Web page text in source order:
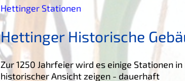
Hettinger Stationen
Hettinger Historische
Zur 1250 Jahrfeier wird es einige Stationen
historischer Ansicht zeigen - dauerhaft